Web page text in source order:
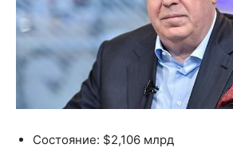
Состояние: $2,106 млрд